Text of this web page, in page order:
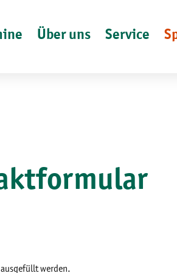
Über uns Service
werden.